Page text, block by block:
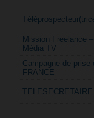
Mission Freelance
Média TV
Campagne de prise
FRANCE